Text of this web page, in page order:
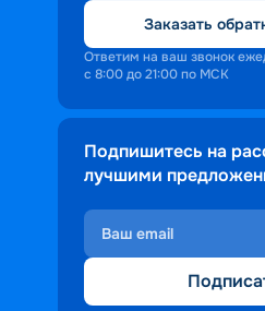
Заказать
Ответим на ваш звонок
с 8:00 до 21:00 по МСК
Подпишитесь на
лучшими